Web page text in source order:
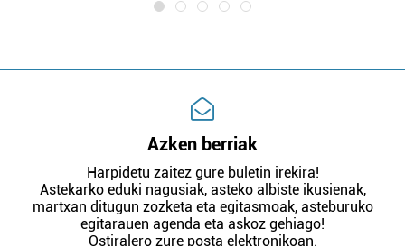
Azken berriak
Harpidetu zaitez gure buletin irekira!
Astekarko eduki nagusiak, asteko albiste ikusienak,
martxan ditugun zozketa eta egitasmoak, asteburuko
egitarauen agenda eta askoz gehiago!
Ostiralero zure posta elektronikoan.